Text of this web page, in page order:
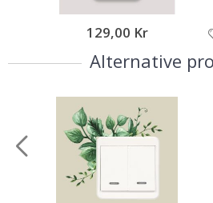
129,00 Kr
Alternative